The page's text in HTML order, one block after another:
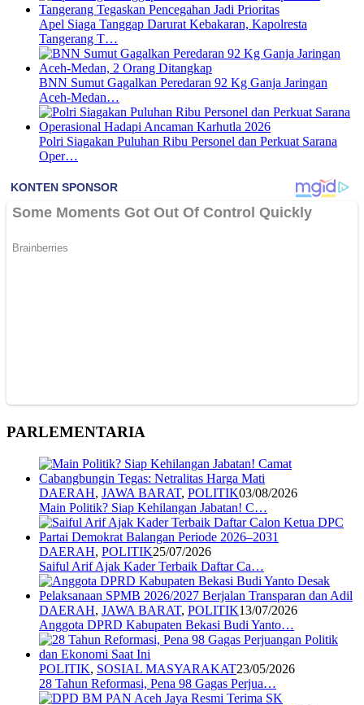
Apel Siaga Tanggap Darurat Kebakaran, Kapolresta
Tangerang T…
BNN Sumut Gagalkan Peredaran 92 Kg Ganja Jaringan
Aceh-Medan…
Polri Siagakan Puluhan Ribu Personel dan Perkuat Sarana
Oper…
PARLEMENTARIA
DAERAH, JAWA BARAT, POLITIK03/08/2026
Main Politik? Siap Kehilangan Jabatan! C…
DAERAH, POLITIK25/07/2026
Saiful Arif Ajak Kader Terbaik Daftar Ca…
DAERAH, JAWA BARAT, POLITIK13/07/2026
Anggota DPRD Kabupaten Bekasi Budi Yanto…
POLITIK, SOSIAL MASYARAKAT23/05/2026
28 Tahun Reformasi, Pena 98 Gagas Perjua…